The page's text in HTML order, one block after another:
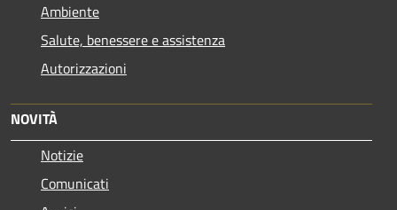
Ambiente
Salute, benessere e assistenza
Autorizzazioni
NOVITÀ
Notizie
Comunicati